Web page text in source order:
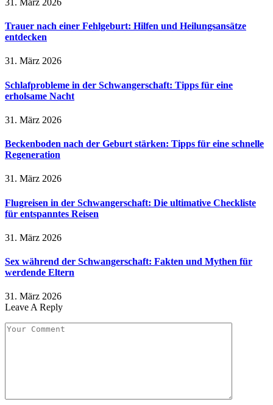
Trauer nach einer Fehlgeburt: Hilfen und Heilungsansätze
entdecken
31. März 2026
Schlafprobleme in der Schwangerschaft: Tipps für eine
erholsame Nacht
31. März 2026
Beckenboden nach der Geburt stärken: Tipps für eine schnelle
Regeneration
31. März 2026
Flugreisen in der Schwangerschaft: Die ultimative Checkliste
für entspanntes Reisen
31. März 2026
Sex während der Schwangerschaft: Fakten und Mythen für
werdende Eltern
31. März 2026
Leave A Reply